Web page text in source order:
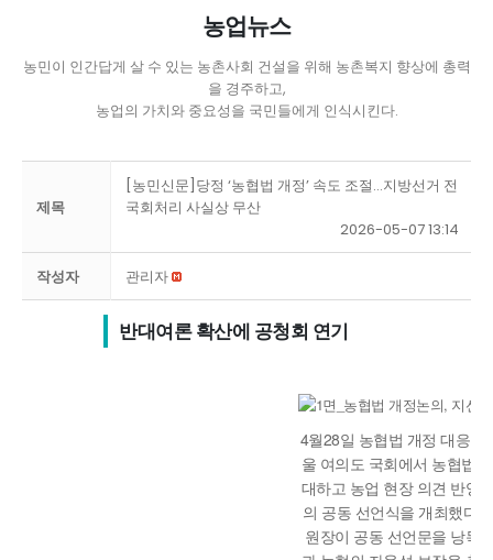
농업뉴스
농민이 인간답게 살 수 있는 농촌사회 건설을 위해 농촌복지 향상에 총력
을 경주하고,
농업의 가치와 중요성을 국민들에게 인식시킨다.
제목
[농민신문]당정 ‘농협법 개정’ 속도 조절…지방선거 전
국회처리 사실상 무산
2026-05-07 13:14
작성자 관리자
반대여론 확산에 공청회 연기
4월28일 농협법 개정 대응
울 여의도 국회에서 농협법
대하고 농업 현장 의견 반영
의 공동 선언식을 개최했다.
원장이 공동 선언문을 낭독